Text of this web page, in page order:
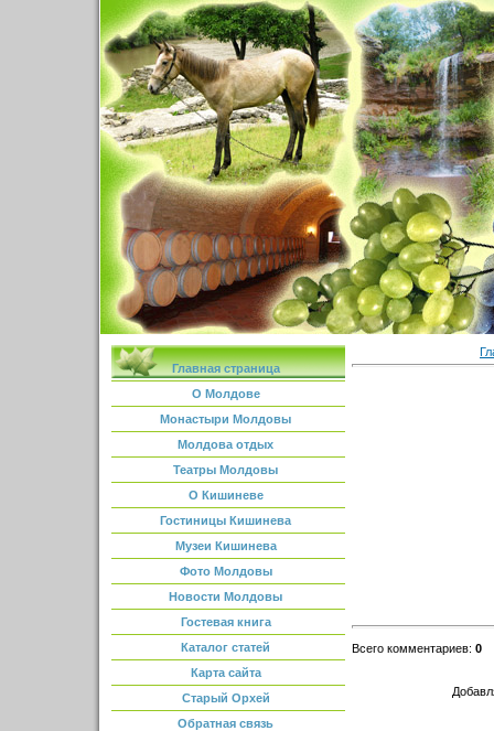
Главная страница
О Молдове
Монастыри Молдовы
Молдова отдых
Театры Молдовы
О Кишиневе
Гостиницы Кишинева
Музеи Кишинева
Фото Молдовы
Новости Молдовы
Гостевая книга
Каталог статей
Карта сайта
Старый Орхей
Обратная связь
Всего комментариев: 0